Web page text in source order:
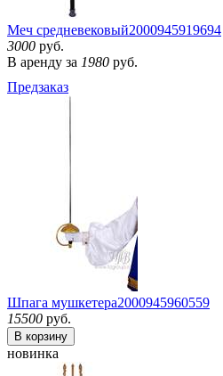
Меч средневековый2000945919694
3000 руб.
В аренду за 1980 руб.
Предзаказ
Шпага мушкетера2000945960559
15500 руб.
В корзину
новинка